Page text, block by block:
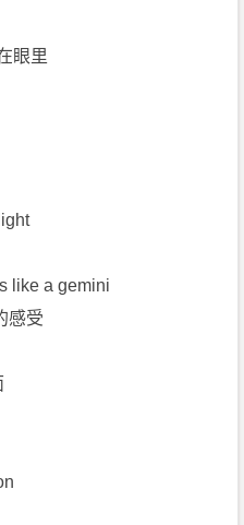
眼里
like a gemini
感受